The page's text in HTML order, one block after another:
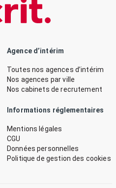
Agence d’intérim
Toutes nos agences d’intérim
Nos agences par ville
Nos cabinets de recrutement
Informations réglementaires
Mentions légales
CGU
Données personnelles
Politique de gestion des cookies